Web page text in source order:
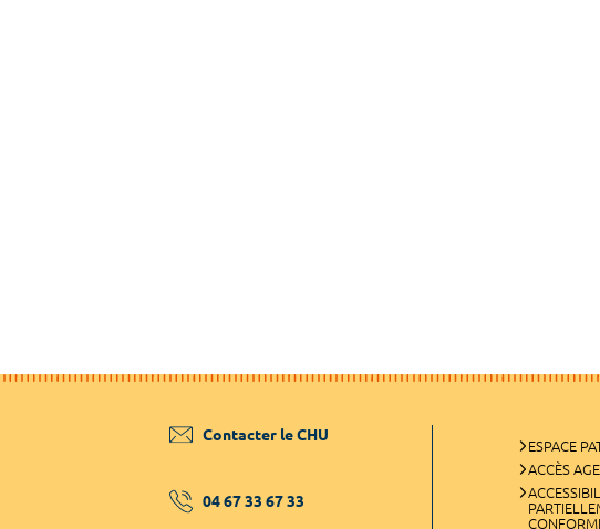
Contacter le CHU
04 67 33 67 33
ESPACE
ACCÈS